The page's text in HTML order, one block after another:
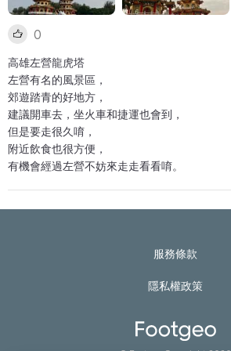
0
高雄左營龍虎塔
左營有名的風景區，
郊遊踏青的好地方，
建議開車去，坐火車和捷運也會到，
但是要走很久唷，
附近飲食也很方便，
有機會經過左營不妨來走走看看唷。
服務條款
隱私權政策